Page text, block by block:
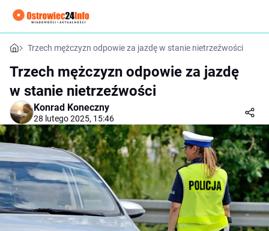
Trzech mężczyzn odpowie za jazdę w stanie nietrzeźwości
Trzech mężczyzn odpowie za jazdę
w stanie nietrzeźwości
Konrad Koneczny
28 lutego 2025, 15:46